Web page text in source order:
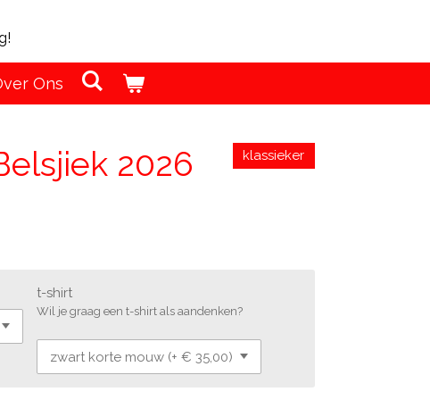
Ons
2026 klassieker
t-shirt
Wil je graag een t-shirt als aandenken?